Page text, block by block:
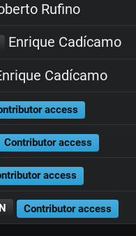
Rufino
Enrique Cadícamo
Cadícamo
access
Contributor access
access
Contributor access